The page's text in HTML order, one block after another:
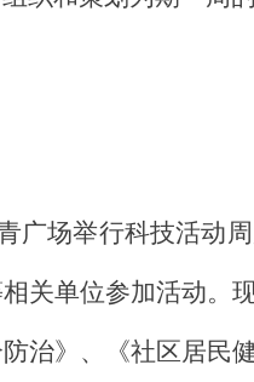
广场举行科技活动周
关单位参加活动。
治》、《社区居民